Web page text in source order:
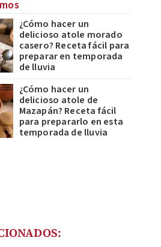
¿Cómo hacer un
delicioso atole morado
casero? Receta fácil para
preparar en temporada
de lluvia
¿Cómo hacer un
delicioso atole de
Mazapán? Receta fácil
para prepararlo en esta
temporada de lluvia